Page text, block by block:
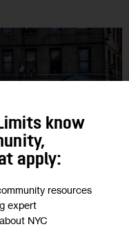
know
apply:
resources
expert
NYC